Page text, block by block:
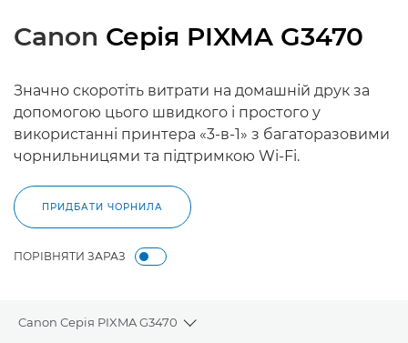
Canon Серія PIXMA G3470
Значно скоротіть витрати на домашній друк за
допомогою цього швидкого і простого у
використанні принтера «3-в-1» з багаторазовими
чорнильницями та підтримкою Wi-Fi.
ПРИДБАТИ ЧОРНИЛА
ПОРІВНЯТИ ЗАРАЗ
Canon Серія PIXMA G3470
Toggle breadcrumbs